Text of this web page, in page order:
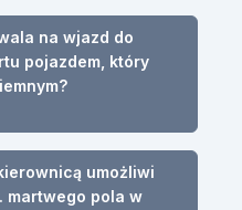
na wjazd do
pojazdem, który
umożliwi
martwego pola w